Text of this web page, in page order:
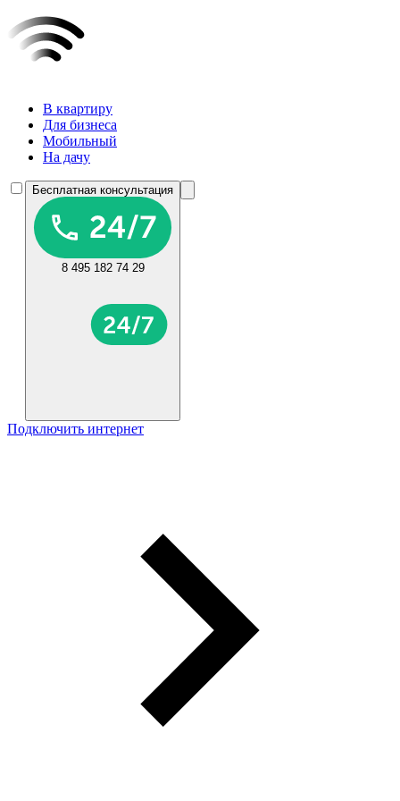
В квартиру
Для бизнеса
Мобильный
На дачу
Бесплатная консультация
8 495 182 74 29
Подключить интернет